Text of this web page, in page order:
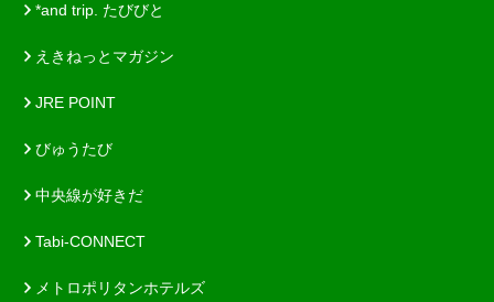
*and trip. たびびと
えきねっとマガジン
JRE POINT
びゅうたび
中央線が好きだ
Tabi-CONNECT
メトロポリタンホテルズ